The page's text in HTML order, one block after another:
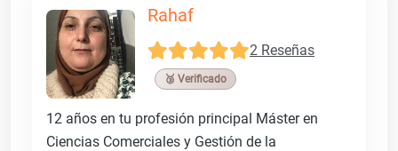
Rahaf
2 Reseñas
🥉 Verificado
12 años en tu profesión principal Máster en
Ciencias Comerciales y Gestión de la